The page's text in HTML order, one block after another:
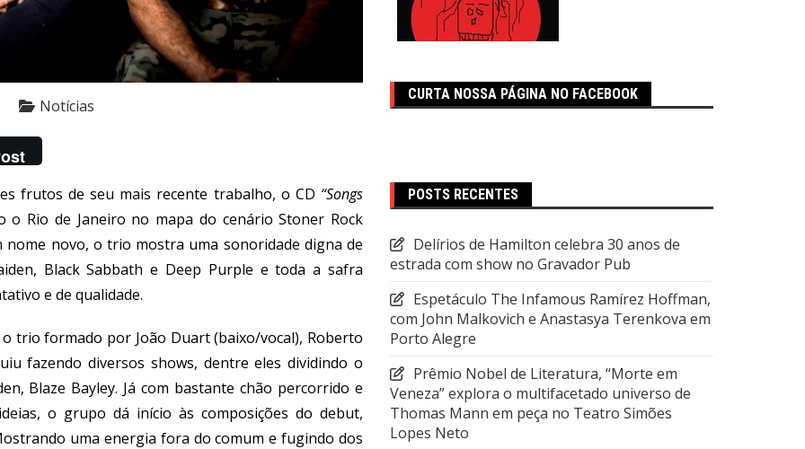
Notícias
frutos de seu mais recente trabalho, o CD “Songs
o Rio de Janeiro no mapa do cenário Stoner Rock
nome novo, o trio mostra uma sonoridade digna de
Black Sabbath e Deep Purple e toda a safra
e de qualidade.
o trio formado por João Duart (baixo/vocal), Roberto
fazendo diversos shows, dentre eles dividindo o
Blaze Bayley. Já com bastante chão percorrido e
o grupo dá início às composições do debut,
uma energia fora do comum e fugindo dos
CURTA NOSSA PÁGINA NO FACEBOOK
POSTS RECENTES
Delírios de Hamilton celebra 30 anos de
estrada com show no Gravador Pub
Espetáculo The Infamous Ramírez Hoffman,
com John Malkovich e Anastasya Terenkova em
Porto Alegre
Prêmio Nobel de Literatura, “Morte em
Veneza” explora o multifacetado universo de
Thomas Mann em peça no Teatro Simões
Lopes Neto